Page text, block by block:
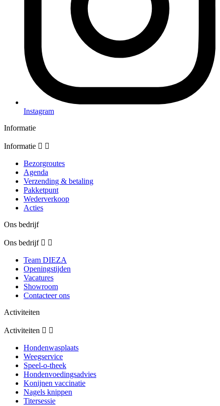
Instagram
Informatie
Informatie  
Bezorgroutes
Agenda
Verzending & betaling
Pakketpunt
Wederverkoop
Acties
Ons bedrijf
Ons bedrijf  
Team DIEZA
Openingstijden
Vacatures
Showroom
Contacteer ons
Activiteiten
Activiteiten  
Hondenwasplaats
Weegservice
Speel-o-theek
Hondenvoedingsadvies
Konijnen vaccinatie
Nagels knippen
Titersessie